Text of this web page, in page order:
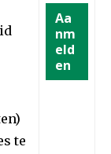
te
Aa
nm
eld
en